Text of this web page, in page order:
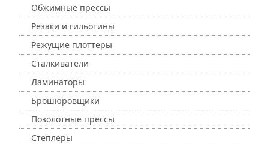
Обжимные прессы
Резаки и гильотины
Режущие плоттеры
Сталкиватели
Ламинаторы
Брошюровщики
Позолотные прессы
Степлеры